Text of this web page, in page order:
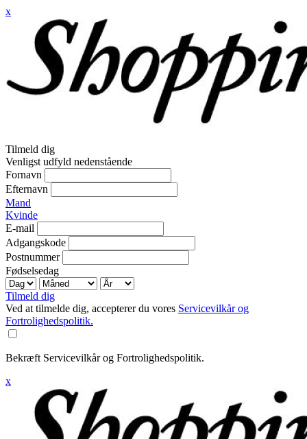
x
Tilmeld dig
Venligst udfyld nedenstående
Fornavn
Efternavn
Mand
Kvinde
E-mail
Adgangskode
Postnummer
Fødselsedag
Tilmeld dig
Ved at tilmelde dig, accepterer du vores Servicevilkår og
Fortrolighedspolitik.
Bekræft Servicevilkår og Fortrolighedspolitik.
x